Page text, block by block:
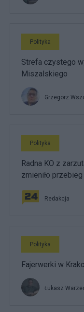
Polityka
Strefa czystego
Miszalskiego
Grzegorz
Polityka
Radna KO z
zmieniło
Redakcja
Polityka
Fajerwerki w
Łukasz